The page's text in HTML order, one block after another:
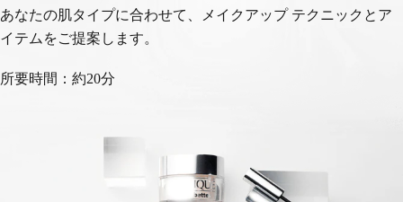
あなたの肌タイプに合わせて、メイクアップ テクニックとア
イテムをご提案します。
所要時間：約20分